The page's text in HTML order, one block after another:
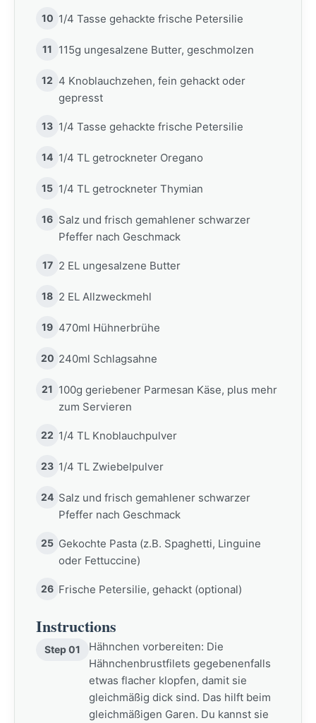
10 1/4 Tasse gehackte frische Petersilie
11 115g ungesalzene Butter, geschmolzen
12 4 Knoblauchzehen, fein gehackt oder
gepresst
13 1/4 Tasse gehackte frische Petersilie
14 1/4 TL getrockneter Oregano
15 1/4 TL getrockneter Thymian
16 Salz und frisch gemahlener schwarzer
Pfeffer nach Geschmack
17 2 EL ungesalzene Butter
18 2 EL Allzweckmehl
19 470ml Hühnerbrühe
20 240ml Schlagsahne
21 100g geriebener Parmesan Käse, plus mehr
zum Servieren
22 1/4 TL Knoblauchpulver
23 1/4 TL Zwiebelpulver
24 Salz und frisch gemahlener schwarzer
Pfeffer nach Geschmack
25 Gekochte Pasta (z.B. Spaghetti, Linguine
oder Fettuccine)
26 Frische Petersilie, gehackt (optional)
Instructions
Step 01
Hähnchen vorbereiten: Die
Hähnchenbrustfilets gegebenenfalls
etwas flacher klopfen, damit sie
gleichmäßig dick sind. Das hilft beim
gleichmäßigen Garen. Du kannst sie